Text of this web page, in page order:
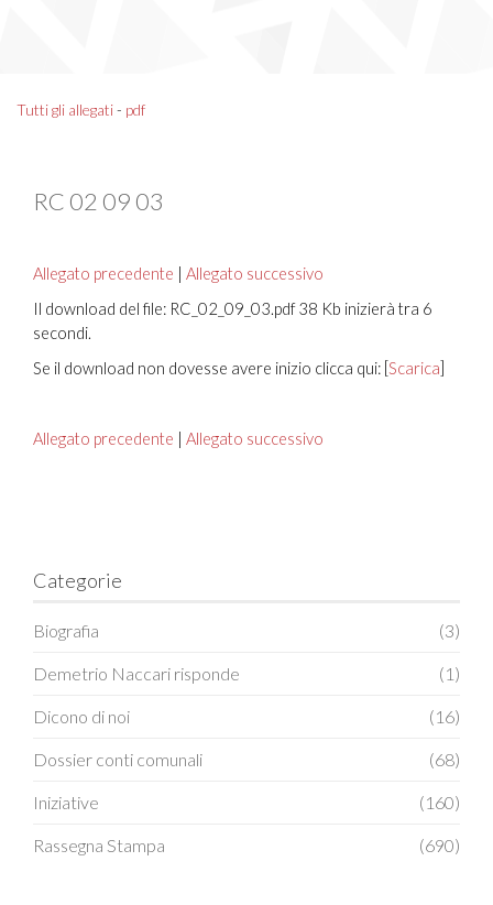
Tutti gli allegati- pdf
RC 02 09 03
Allegato precedente | Allegato successivo
Il download del file: RC_02_09_03.pdf 38 Kb inizierà tra 6
secondi.
Se il download non dovesse avere inizio clicca qui: [Scarica]
Allegato precedente | Allegato successivo
Categorie
Biografia (3)
Demetrio Naccari risponde (1)
Dicono di noi (16)
Dossier conti comunali (68)
Iniziative (160)
Rassegna Stampa (690)